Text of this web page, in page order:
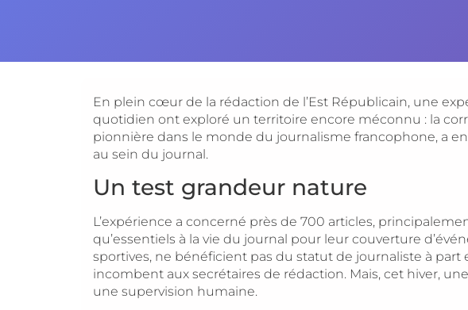
En plein cœur de la rédaction de l’Est Républicain, une
quotidien ont exploré un territoire encore méconnu : la
pionnière dans le monde du journalisme francophone, a
au sein du journal.
Un test grandeur nature
L’expérience a concerné près de 700 articles,
qu’essentiels à la vie du journal pour leur couverture
sportives, ne bénéficient pas du statut de journaliste à part
incombent aux secrétaires de rédaction. Mais, cet hiver,
une supervision humaine.